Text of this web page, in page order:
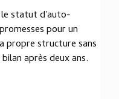
le statut d'auto-
pour un
propre structure sans
après deux ans.